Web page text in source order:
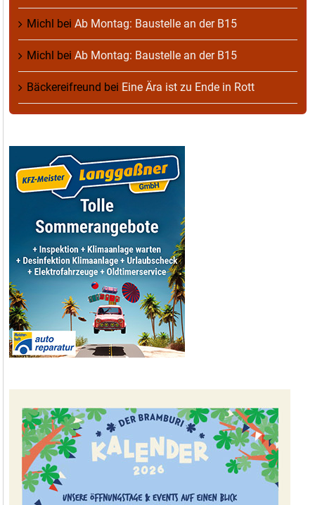
Michl bei Ab Montag: Baustelle an der B15
Michl bei Ab Montag: Baustelle an der B15
Bäckereifreund bei Eine Ära ist zu Ende in Rott